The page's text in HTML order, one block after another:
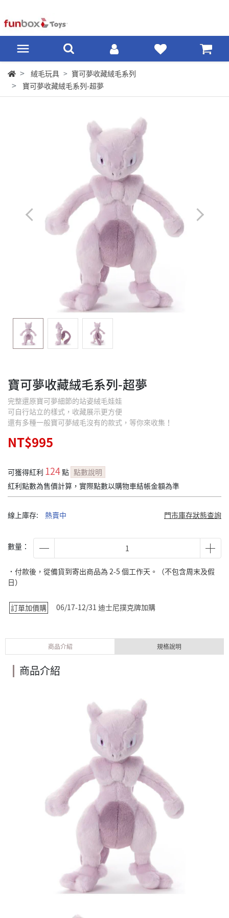
絨毛玩具
寶可夢收藏絨毛系列
寶可夢收藏絨毛系列-超夢
寶可夢收藏絨毛系列-超夢
完整還原寶可夢細節的站姿絨毛娃娃
可自行站立的樣式，收藏展示更方便
還有多種一般寶可夢絨毛沒有的款式，等你來收集！
NT$995
可獲得紅利 124點 點數說明
紅利點數為售價計算，實際點數以購物車結帳金額為準
線上庫存: 熱賣中 門市庫存狀態查詢
數量：
˙付款後，從備貨到寄出商品為 2-5 個工作天。（不包含周末及假
日）
訂單加價購 06/17-12/31 迪士尼撲克牌加購
商品介紹 規格說明
商品介紹